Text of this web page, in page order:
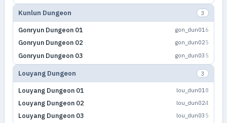
Kunlun Dungeon 3
Gonryun Dungeon 01 gon_dun016
Gonryun Dungeon 02 gon_dun025
Gonryun Dungeon 03 gon_dun03 5
Louyang Dungeon 3
Louyang Dungeon 01 lou_dun018
Louyang Dungeon 02 lou_dun024
Louyang Dungeon 03 lou_dun03 5